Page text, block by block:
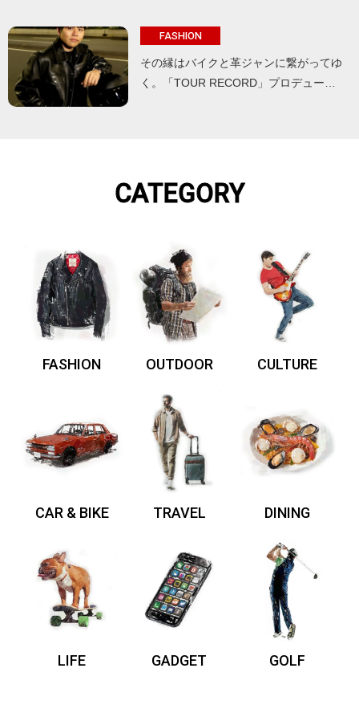
FASHION
その縁はバイクと革ジャンに繋がってゆ
く。「TOUR RECORD」プロデュー…
CATEGORY
FASHION OUTDOOR CULTURE
CAR & BIKE TRAVEL DINING
LIFE GADGET GOLF